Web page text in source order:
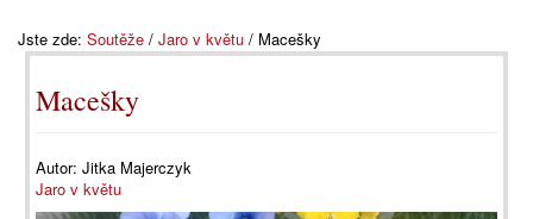
Jste zde: Soutěže / Jaro v květu / Macešky
Macešky
Autor: Jitka Majerczyk
Jaro v květu